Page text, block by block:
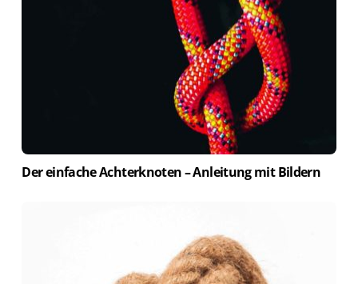
Der einfache Achterknoten – Anleitung mit Bildern